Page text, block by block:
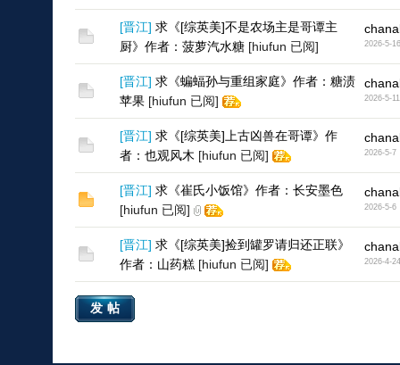
[晋江] 求《[综英美]不是农场主是哥谭主
厨》作者：菠萝汽水糖 [hiufun 已阅] 2026-5-16
[晋江] 求《蝙蝠孙与重组家庭》作者：糖渍
苹果 [hiufun 已阅] 2026-5-11
[晋江] 求《[综英美]上古凶兽在哥谭》作
者：也观风木 [hiufun 已阅] 2026-5-7
[晋江] 求《崔氏小饭馆》作者：长安墨色
[hiufun 已阅]
2026-5-6
[晋江] 求《[综英美]捡到罐罗请归还正联》
作者：山药糕 [hiufun 已阅] 2026-4-24
发帖